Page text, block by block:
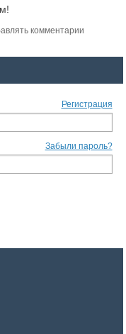
комментарии
Регистрация
Забыли пароль?